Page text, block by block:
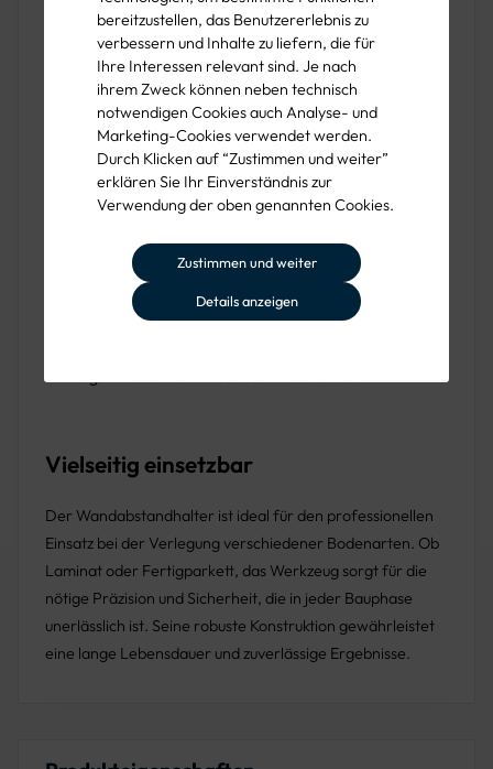
bereitzustellen, das Benutzererlebnis zu
verbessern und Inhalte zu liefern, die für
Ihre Interessen relevant sind. Je nach
ihrem Zweck können neben technisch
notwendigen Cookies auch Analyse- und
Marketing-Cookies verwendet werden.
Durch Klicken auf “Zustimmen und weiter”
erklären Sie Ihr Einverständnis zur
Verwendung der oben genannten Cookies.
Zustimmen und weiter
Details anzeigen
Dies macht den Wandabstandhalter besonders geeignet
für empfindliche Oberflächen, die durch direkte
Berührung Schaden nehmen könnten.
Einfaches Handling
Dank seines leichten und kompakten Designs ist der
Abstandhalter besonders handlich und lässt sich mühelos
platzieren. Wenn er nicht mehr benötigt wird, kann er
durch einfaches Zurückdrehen leicht entfernt werden,
ohne dass Spuren oder Beschädigungen am Boden
reibungslosen Arbeitsablauf auf der Baustelle.
Vielseitig einsetzbar
Der Wandabstandhalter ist ideal für den professionellen
Einsatz bei der Verlegung verschiedener Bodenarten. Ob
Laminat oder Fertigparkett, das Werkzeug sorgt für die
nötige Präzision und Sicherheit, die in jeder Bauphase
unerlässlich ist. Seine robuste Konstruktion gewährleistet
eine lange Lebensdauer und zuverlässige Ergebnisse.